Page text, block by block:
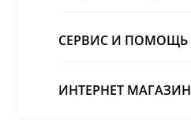
СЕРВИС И ПОМОЩЬ
ИНТЕРНЕТ МАГАЗИН